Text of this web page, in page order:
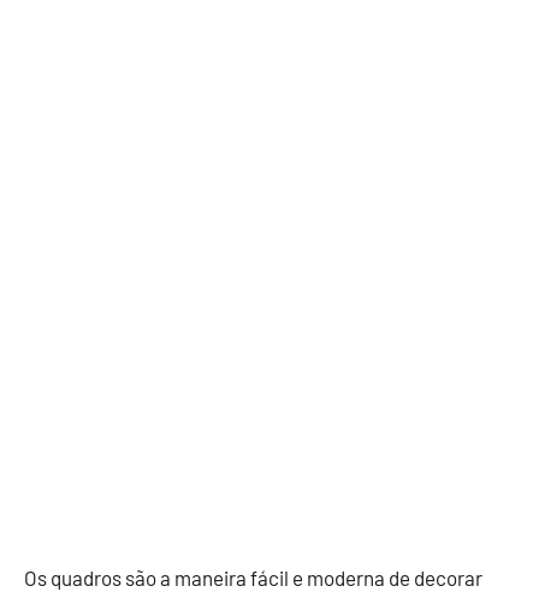
Os quadros são a maneira fácil e moderna de decorar